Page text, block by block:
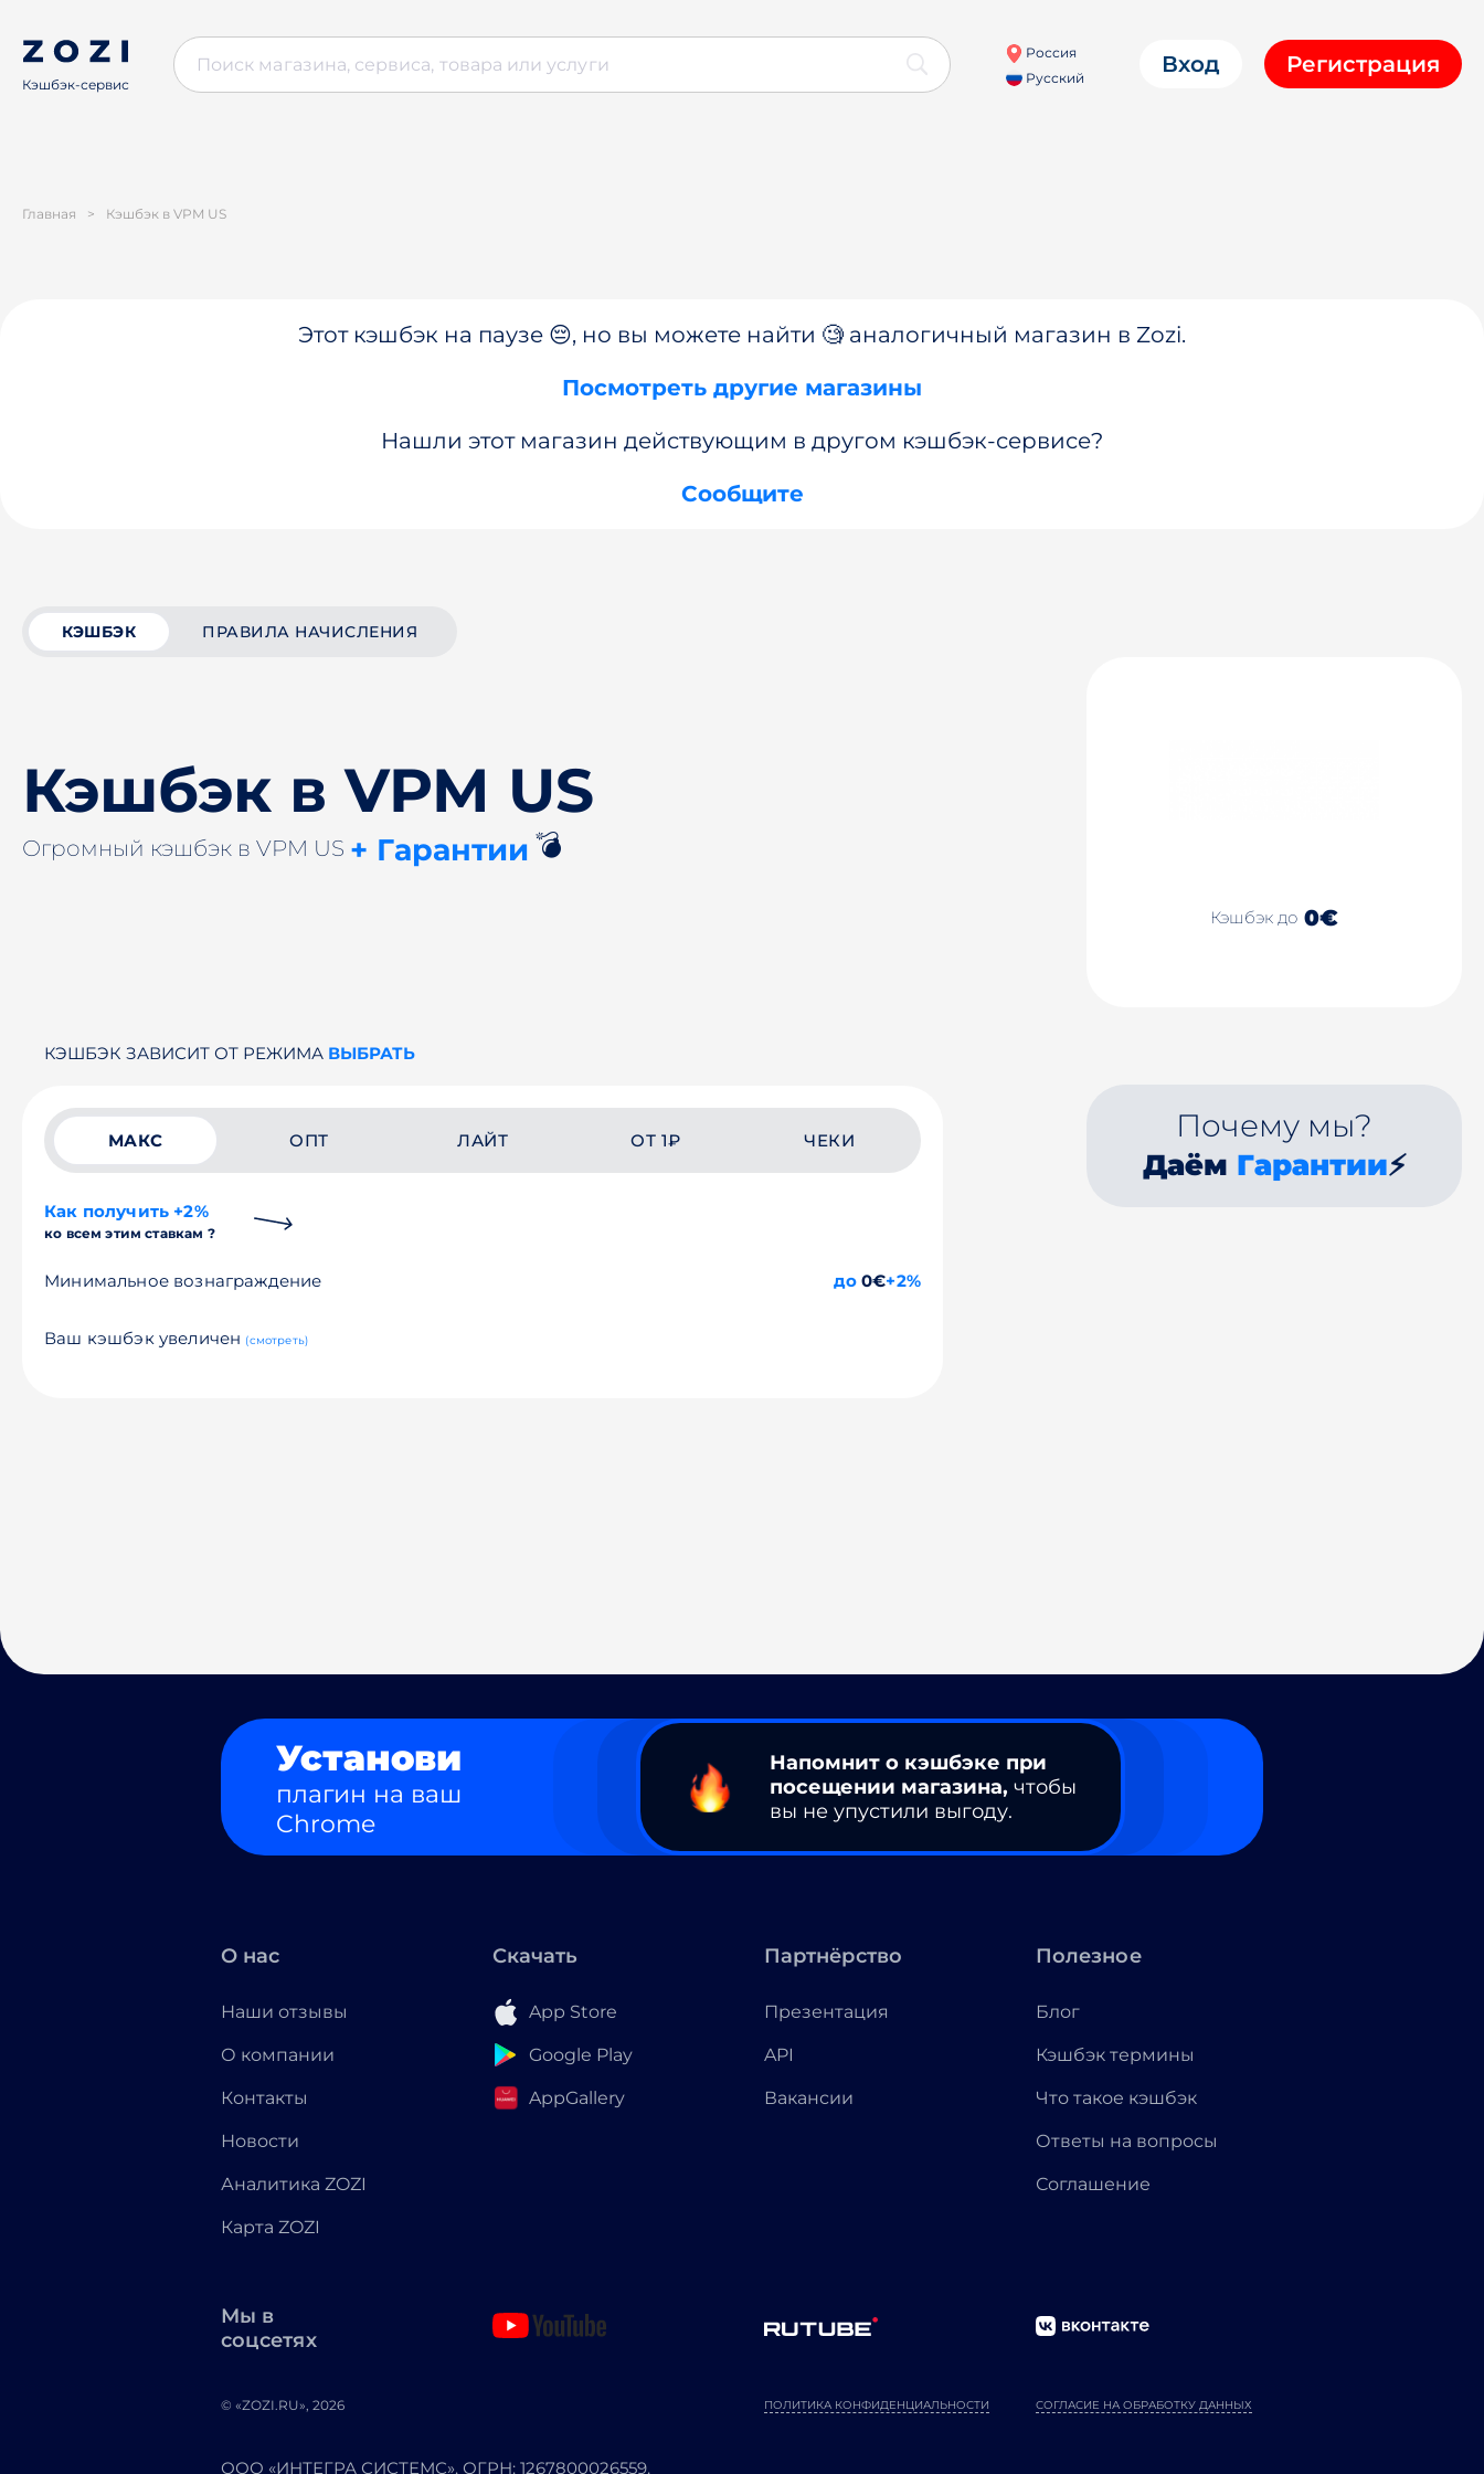
Кэшбэк-сервис
Россия
Русский
Вход Регистрация
Главная > Кэшбэк в VPM US
Этот кэшбэк на паузе 😔, но вы можете найти 🧐 аналогичный магазин в Zozi.
Посмотреть другие магазины
Нашли этот магазин действующим в другом кэшбэк-сервисе?
Сообщите
КЭШБЭК ПРАВИЛА НАЧИСЛЕНИЯ
Кэшбэк в VPM US
Огромный кэшбэк в VPM US + Гарантии 💣
Кэшбэк до 0€
КЭШБЭК ЗАВИСИТ ОТ РЕЖИМА ВЫБРАТЬ
МАКС ОПТ ЛАЙТ ОТ 1₽ ЧЕКИ
Как получить +2%
ко всем этим ставкам ?
Минимальное вознаграждение до0€+2%
Ваш кэшбэк увеличен (смотреть)
Почему мы?
Даём Гарантии⚡
Установи
плагин на ваш
Chrome
Напомнит о кэшбэке при
посещении магазина, чтобы
вы не упустили выгоду.
О нас
Наши отзывы
О компании
Контакты
Новости
Аналитика ZOZI
Карта ZOZI
Скачать
App Store
Google Play
AppGallery
Партнёрство
Презентация
API
Вакансии
Полезное
Блог
Кэшбэк термины
Что такое кэшбэк
Ответы на вопросы
Соглашение
Мы в
соцсетях
© «ZOZI.RU», 2026 ПОЛИТИКА КОНФИДЕНЦИАЛЬНОСТИ СОГЛАСИЕ НА ОБРАБОТКУ ДАННЫХ
ООО «ИНТЕГРА СИСТЕМС». ОГРН: 1267800026559.